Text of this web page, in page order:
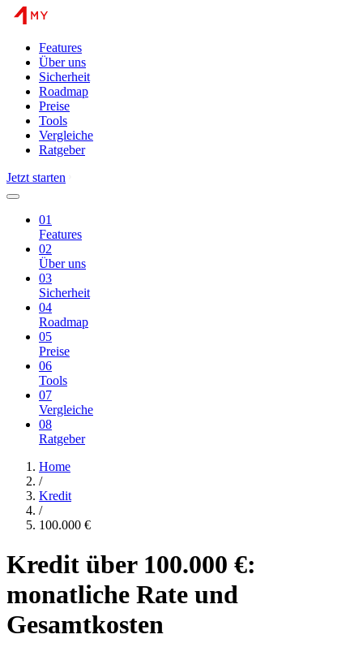
Features
Über uns
Sicherheit
Roadmap
Preise
Tools
Vergleiche
Ratgeber
Jetzt starten
01
Features
02
Über uns
03
Sicherheit
04
Roadmap
05
Preise
06
Tools
07
Vergleiche
08
Ratgeber
Home
/
Kredit
/
100.000 €
Kredit über 100.000 €:
monatliche Rate und
Gesamtkosten